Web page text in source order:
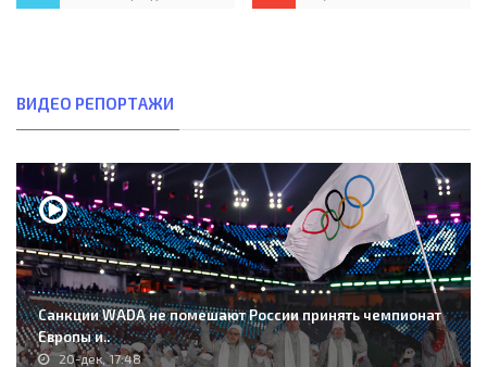
ВИДЕО РЕПОРТАЖИ
Санкции WADA не помешают России принять чемпионат
Европы и..
20-дек, 17:48